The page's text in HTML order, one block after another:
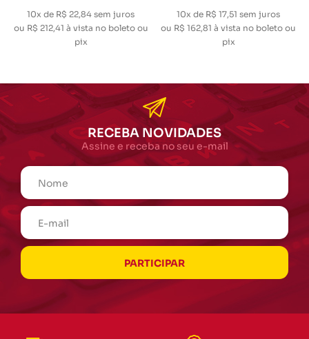
10x de R$ 22,84 sem juros
ou R$ 212,41 à vista no boleto ou
pix
10x de R$ 17,51 sem juros
ou R$ 162,81 à vista no boleto ou
pix
RECEBA NOVIDADES
Assine e receba no seu e-mail